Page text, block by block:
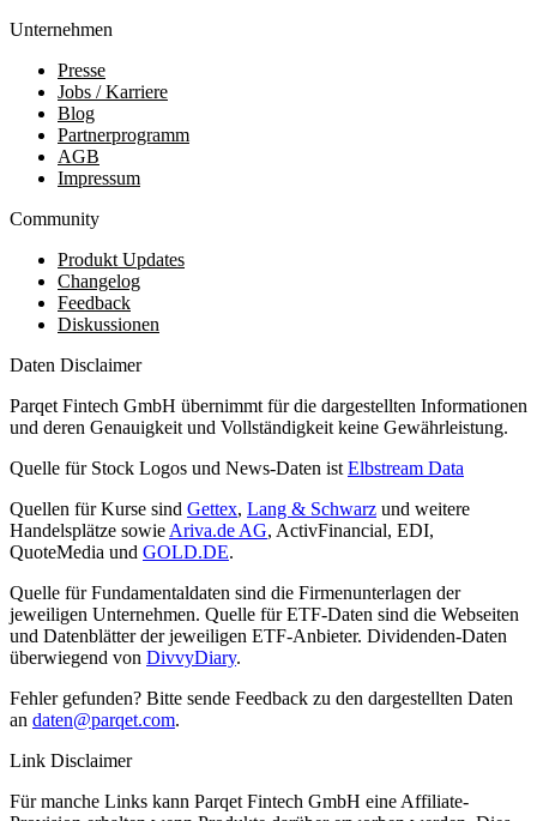
Unternehmen
Presse
Jobs / Karriere
Blog
Partnerprogramm
AGB
Impressum
Community
Produkt Updates
Changelog
Feedback
Diskussionen
Daten Disclaimer
Parqet Fintech GmbH übernimmt für die dargestellten Informationen
und deren Genauigkeit und Vollständigkeit keine Gewährleistung.
Quelle für Stock Logos und News-Daten ist Elbstream Data
Quellen für Kurse sind Gettex, Lang & Schwarz und weitere
Handelsplätze sowie Ariva.de AG, ActivFinancial, EDI,
QuoteMedia und GOLD.DE.
Quelle für Fundamentaldaten sind die Firmenunterlagen der
jeweiligen Unternehmen. Quelle für ETF-Daten sind die Webseiten
und Datenblätter der jeweiligen ETF-Anbieter. Dividenden-Daten
überwiegend von DivvyDiary.
Fehler gefunden? Bitte sende Feedback zu den dargestellten Daten
an daten@parqet.com.
Link Disclaimer
Für manche Links kann Parqet Fintech GmbH eine Affiliate-